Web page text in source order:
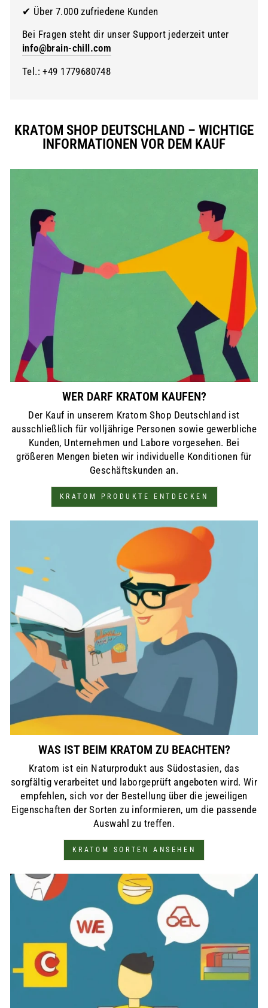
✔ Über 7.000 zufriedene Kunden
Bei Fragen steht dir unser Support jederzeit unter
info@brain-chill.com
Tel.: +49 1779680748
KRATOM SHOP DEUTSCHLAND – WICHTIGE
INFORMATIONEN VOR DEM KAUF
WER DARF KRATOM KAUFEN?
Der Kauf in unserem Kratom Shop Deutschland ist
ausschließlich für volljährige Personen sowie gewerbliche
Kunden, Unternehmen und Labore vorgesehen. Bei
größeren Mengen bieten wir individuelle Konditionen für
Geschäftskunden an.
KRATOM PRODUKTE ENTDECKEN
WAS IST BEIM KRATOM ZU BEACHTEN?
Kratom ist ein Naturprodukt aus Südostasien, das
sorgfältig verarbeitet und laborgeprüft angeboten wird. Wir
empfehlen, sich vor der Bestellung über die jeweiligen
Eigenschaften der Sorten zu informieren, um die passende
Auswahl zu treffen.
KRATOM SORTEN ANSEHEN